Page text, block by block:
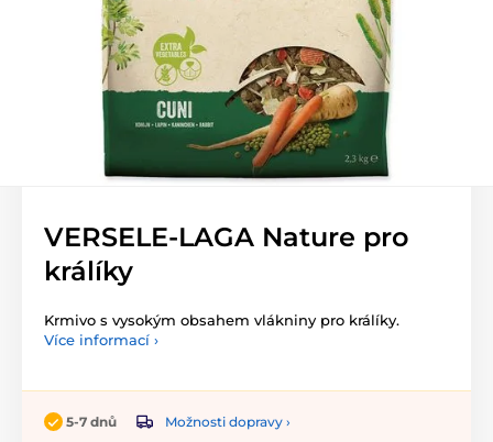
VERSELE-LAGA Nature pro
králíky
Krmivo s vysokým obsahem vlákniny pro králíky.
Více informací ›
5-7 dnů
Možnosti dopravy ›